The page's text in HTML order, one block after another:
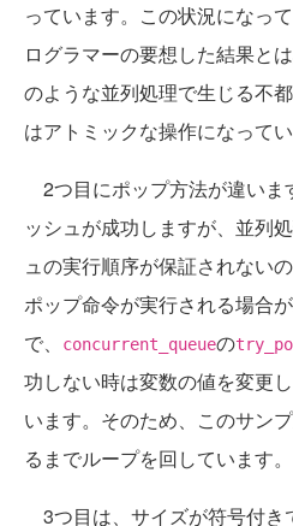
っています。この状況になっ
ログラマーの要想した結果と
のような並列処理で生じる不
はアトミックな操作になってい
2つ目にポップ方法が違いま
ッシュが成功しますが、並列
ュの実行順序が保証されない
ポップ命令が実行される場合
で、
concurrent_queueの
功しない時は変数の値を変更
います。そのため、このサン
るまでループを回しています。
3つ目は、サイズが符号付き